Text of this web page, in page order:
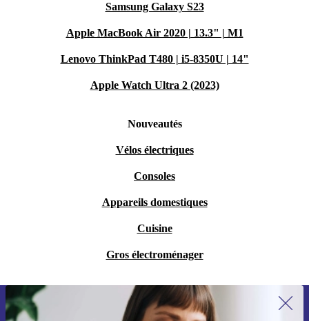
Samsung Galaxy S23
Apple MacBook Air 2020 | 13.3" | M1
Lenovo ThinkPad T480 | i5-8350U | 14"
Apple Watch Ultra 2 (2023)
Nouveautés
Vélos électriques
Consoles
Appareils domestiques
Cuisine
Gros électroménager
Recevoir offres et infos de refurbed